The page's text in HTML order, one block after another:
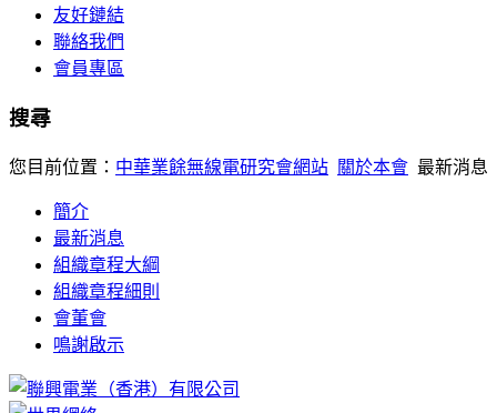
友好鏈結
聯絡我們
會員專區
搜尋
您目前位置： 中華業餘無線電研究會網站 關於本會 最新消息
簡介
最新消息
組織章程大綱
組織章程細則
會董會
鳴謝啟示